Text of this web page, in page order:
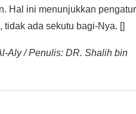
Hal ini menunjukkan
ada sekutu bagi-Nya. []
Aly / Penulis: DR. Shalih bin